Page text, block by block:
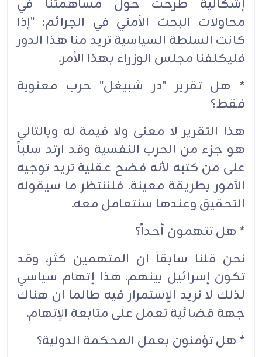
إشكالية طرحت حول مساهمتنا في
محاولات البحث الأمني في الجرائم: "إذا
كانت السلطة السياسية تريد منا هذا الدور
فليكلفنا مجلس الوزراء بهذا الأمر.
* هل تقرير "در شبيغل" حرب معنوية
فقط؟
هذا التقرير لا معنى ولا قيمة له وبالتالي
هو جزء من الحرب النفسية وقد ارتد سلباً
على من كتبه لأنه فضح عقلية تريد توجيه
الأمور بطريقة معينة. فلننتظر ما سيقوله
التحقيق وعندها سنتعامل معه.
* هل تتهمون أحداً؟
نحن قلنا سابقاً ان المتهمين كثر، وقد
تكون إسرائيل بينهم. هذا إتهام سياسي
لذلك لا نريد الإستمرار فيه طالما ان هناك
جهة قضائية تعمل على متابعة الإتهام.
* هل تؤمنون بعمل المحكمة الدولية؟